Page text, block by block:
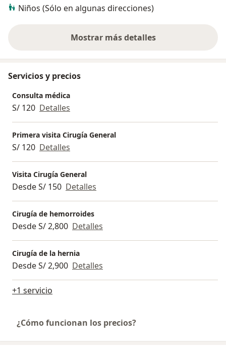
Niños (Sólo en algunas direcciones)
Mostrar más detalles
sobre la experiencia
Servicios y precios
Consulta médica
S/ 120 Detalles
Primera visita Cirugía General
S/ 120 Detalles
Visita Cirugía General
Desde S/ 150 Detalles
Cirugía de hemorroides
Desde S/ 2,800 Detalles
Cirugía de la hernia
Desde S/ 2,900 Detalles
+1 servicio
¿Cómo funcionan los precios?